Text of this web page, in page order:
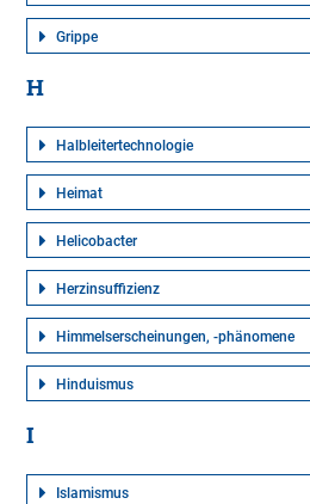
Grippe
H
Halbleitertechnologie
Heimat
Helicobacter
Herzinsuffizienz
Himmelserscheinungen, -phänomene
Hinduismus
I
Islamismus